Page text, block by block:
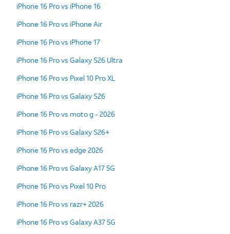
iPhone 16 Pro vs iPhone 16
iPhone 16 Pro vs iPhone Air
iPhone 16 Pro vs iPhone 17
iPhone 16 Pro vs Galaxy S26 Ultra
iPhone 16 Pro vs Pixel 10 Pro XL
iPhone 16 Pro vs Galaxy S26
iPhone 16 Pro vs moto g - 2026
iPhone 16 Pro vs Galaxy S26+
iPhone 16 Pro vs edge 2026
iPhone 16 Pro vs Galaxy A17 5G
iPhone 16 Pro vs Pixel 10 Pro
iPhone 16 Pro vs razr+ 2026
iPhone 16 Pro vs Galaxy A37 5G